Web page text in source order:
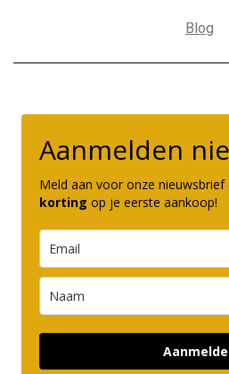
Blog
Aanmelden
Meld aan voor onze nieuwsbrief
korting op je eerste aankoop!